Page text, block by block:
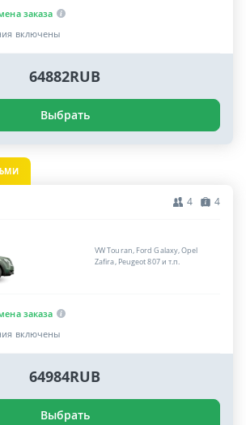
заказа
включены
64882RUB
Выбрать
4 4
VW Touran, Ford Galaxy, Opel
Zafira, Peugeot 807 и т.п.
заказа
включены
64984RUB
Выбрать